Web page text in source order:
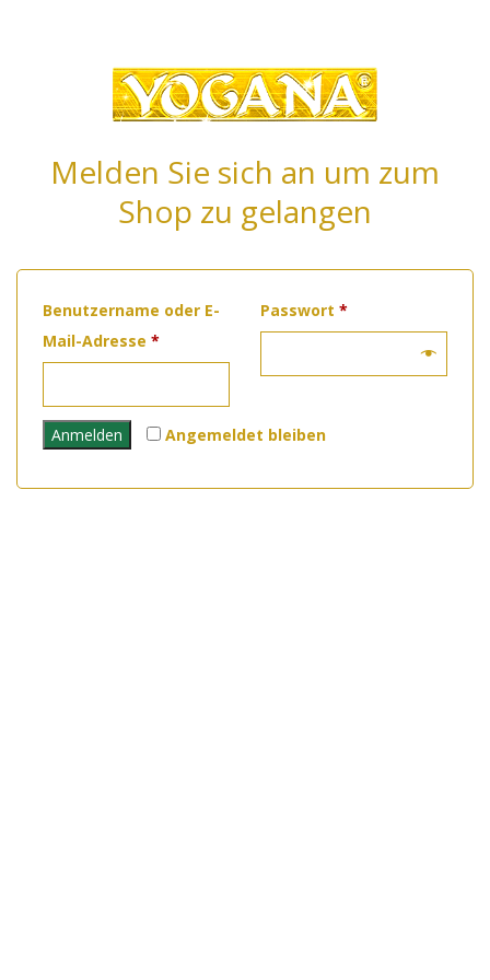
Melden Sie sich an um zum
Shop zu gelangen
Benutzername oder E-
Mail-Adresse *
Passwort*
Angemeldet bleiben
Anmelden